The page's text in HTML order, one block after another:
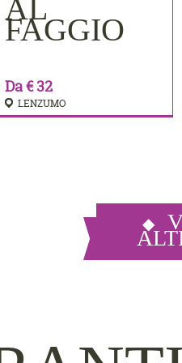
AL
FAGGIO
Da € 32
LENZUMO
PRENOTA